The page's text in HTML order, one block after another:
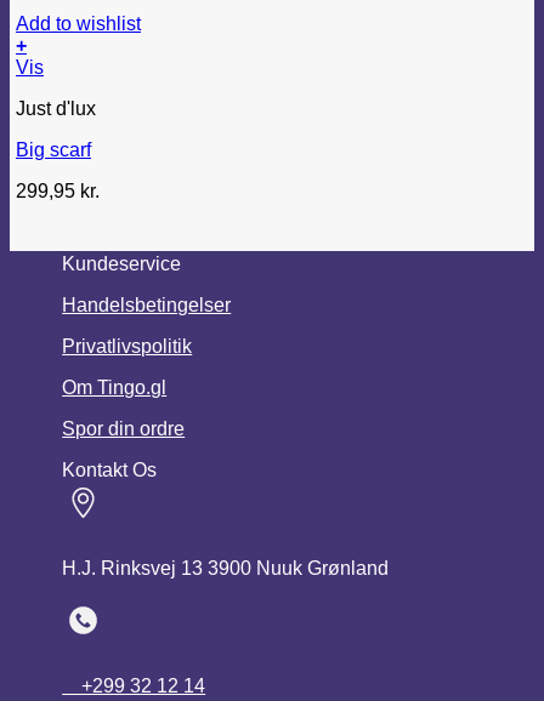
Add to wishlist
+
Vis
Just d'lux
Big scarf
299,95 kr.
Kundeservice
Handelsbetingelser
Privatlivspolitik
Om Tingo.gl
Spor din ordre
Kontakt Os
H.J. Rinksvej 13 3900 Nuuk Grønland
+299 32 12 14